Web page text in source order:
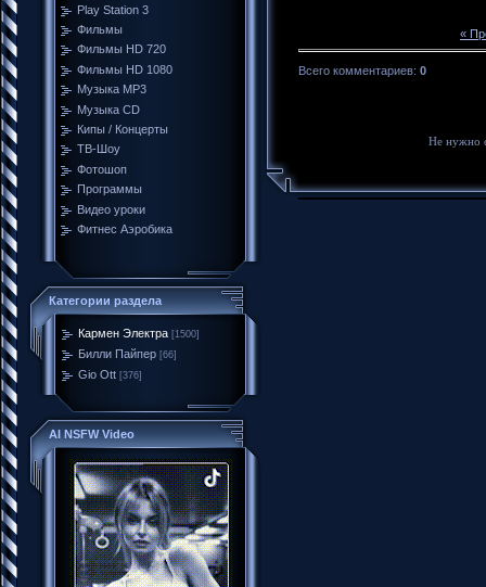
Play Station 3
Фильмы
Фильмы HD 720
Фильмы HD 1080
Музыка MP3
Музыка CD
Кипы / Концерты
ТВ-Шоу
Фотошоп
Программы
Видео уроки
Фитнес Аэробика
Категории раздела
Кармен Электра [1500]
Билли Пайпер [66]
Gio Ott [376]
AI NSFW Video
«
Всего комментариев: 0
Не нужно